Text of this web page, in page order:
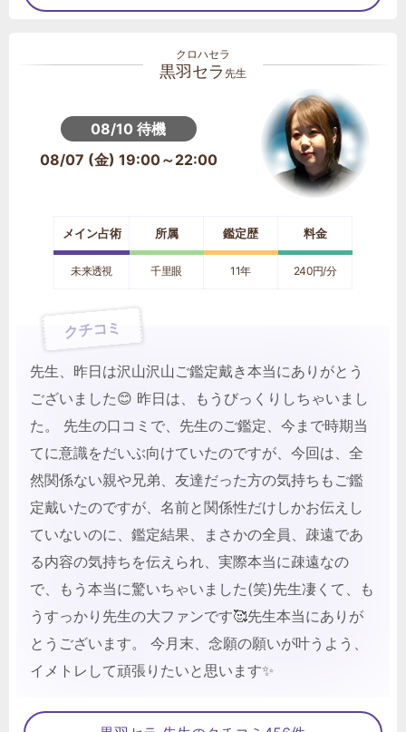
黒羽セラ 先生
08/10 待機
08/07 (金) 19:00～22:00
メイン占術 所属 鑑定歴 料金
未来透視 千里眼 11年 240円/分
クチコミ
先生、昨日は沢山沢山ご鑑定戴き本当にありがとう
ございました😊 昨日は、もうびっくりしちゃいまし
た。 先生の口コミで、先生のご鑑定、今まで時期当
てに意識をだいぶ向けていたのですが、今回は、全
然関係ない親や兄弟、友達だった方の気持ちもご鑑
定戴いたのですが、名前と関係性だけしかお伝えし
ていないのに、鑑定結果、まさかの全員、疎遠であ
る内容の気持ちを伝えられ、実際本当に疎遠なの
で、もう本当に驚いちゃいました(笑)先生凄くて、も
うすっかり先生の大ファンです🥰先生本当にありが
とうございます。 今月末、念願の願いが叶うよう、
イメトレして頑張りたいと思います✨